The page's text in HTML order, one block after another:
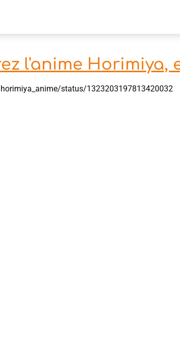
l'anime Horimiya,
status/1323203197813420032